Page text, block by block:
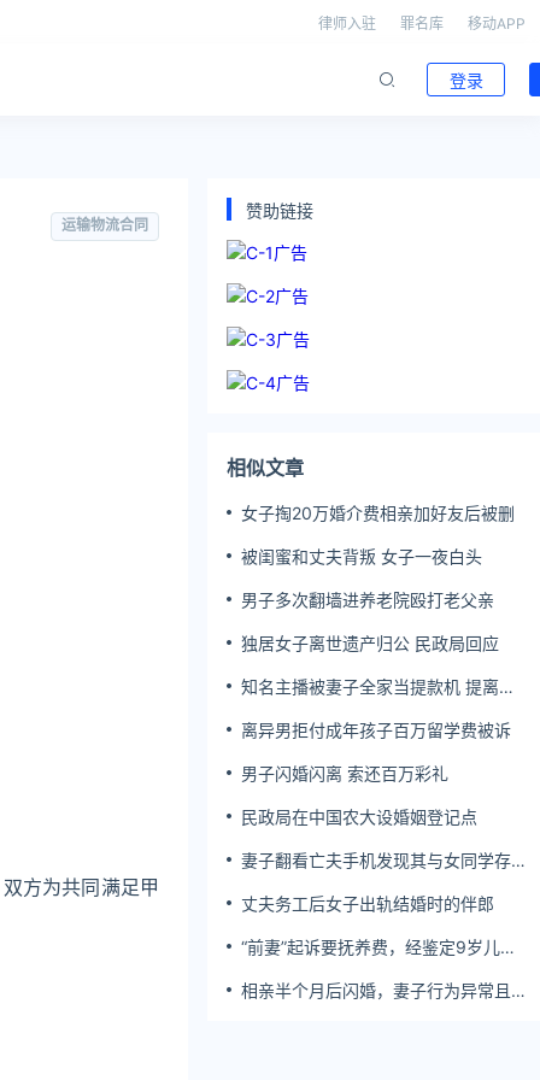
律师入驻 罪名库 移动APP
登录
运输物流合同
方为共同满足甲
赞助链接
相似文章
女子掏20万婚介费相亲加好友后被删
被闺蜜和丈夫背叛 女子一夜白头
男子多次翻墙进养老院殴打老父亲
独居女子离世遗产归公 民政局回应
知名主播被妻子全家当提款机 提离婚
离异男拒付成年孩子百万留学费被诉
男子闪婚闪离 索还百万彩礼
民政局在中国农大设婚姻登记点
妻子翻看亡夫手机发现其与女同学存婚
丈夫务工后女子出轨结婚时的伴郎
“前妻”起诉要抚养费，经鉴定9岁儿子
相亲半个月后闪婚，妻子行为异常且持